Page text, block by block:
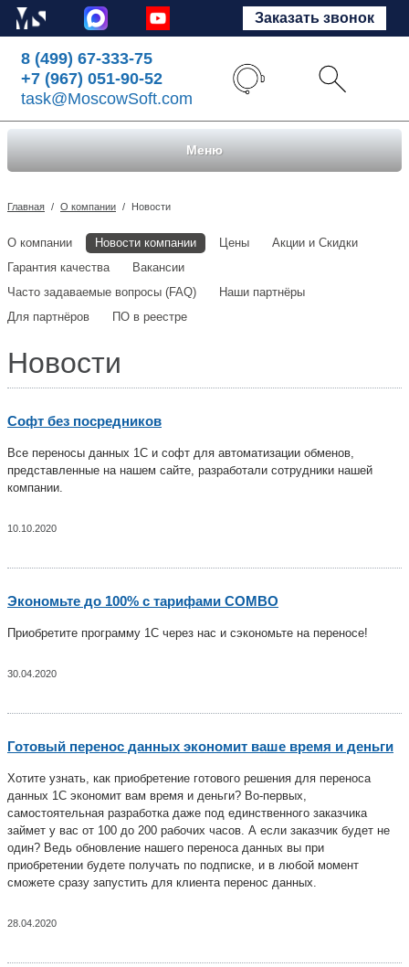
Заказать звонок
8 (499) 67-333-75
+7 (967) 051-90-52
task@MoscowSoft.com
Меню
Главная / О компании / Новости
О компании Новости компании Цены
Акции и Скидки
Гарантия качества
Вакансии
Часто задаваемые вопросы (FAQ)
Наши партнёры
Для партнёров
ПО в реестре
Новости
Софт без посредников
Все переносы данных 1С и софт для автоматизации обменов,
представленные на нашем сайте, разработали сотрудники нашей
компании.
10.10.2020
Экономьте до 100% с тарифами COMBO
Приобретите программу 1С через нас и сэкономьте на переносе!
30.04.2020
Готовый перенос данных экономит ваше время и деньги
Хотите узнать, как приобретение готового решения для переноса
данных 1С экономит вам время и деньги? Во-первых,
самостоятельная разработка даже под единственного заказчика
займет у вас от 100 до 200 рабочих часов. А если заказчик будет не
один? Ведь обновление нашего переноса данных вы при
приобретении будете получать по подписке, и в любой момент
сможете сразу запустить для клиента перенос данных.
28.04.2020